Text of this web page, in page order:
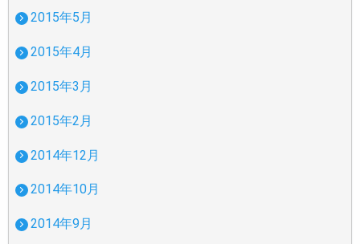
2015年5月
2015年4月
2015年3月
2015年2月
2014年12月
2014年10月
2014年9月